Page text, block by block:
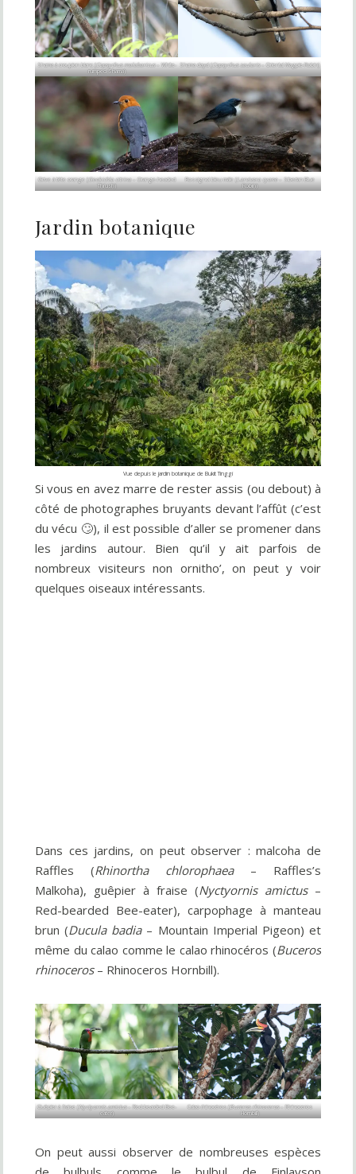
Shama à croupion blanc (Copsychus malabaricus– White-
rumped Shama)
Shama dayal (Copsychus saularis– Oriental Magpie-Robin)
Grive à tête orange (Geokichla citrina– Orange-headed
Thrush)
Rossignol bleu mâle (Larvivora cyane– Siberian Blue
Robin)
Jardin botanique
Vue depuis le jardin botanique de Bukit Tinggi
Si vous en avez marre de rester assis (ou debout) à
côté de photographes bruyants devant l’affût (c’est
du vécu 🙄), il est possible d’aller se promener dans
les jardins autour. Bien qu’il y ait parfois de
nombreux visiteurs non ornitho’, on peut y voir
quelques oiseaux intéressants.
Dans ces jardins, on peut observer : malcoha de
Raffles (Rhinortha chlorophaea– Raffles’s
Malkoha), guêpier à fraise (Nyctyornis amictus–
Red-bearded Bee-eater), carpophage à manteau
brun (Ducula badia– Mountain Imperial Pigeon) et
même du calao comme le calao rhinocéros (Buceros
rhinoceros– Rhinoceros Hornbill).
Guêpier à fraise (Nyctyornis amictus– Red-bearded Bee-
eater)
Calao rhinocéros (Buceros rhinoceros– Rhinoceros
Hornbill)
On peut aussi observer de nombreuses espèces